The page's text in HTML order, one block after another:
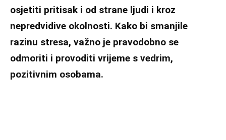
osjetiti pritisak i od strane ljudi i kroz
nepredvidive okolnosti. Kako bi smanjile
razinu stresa, važno je pravodobno se
odmoriti i provoditi vrijeme s vedrim,
pozitivnim osobama.